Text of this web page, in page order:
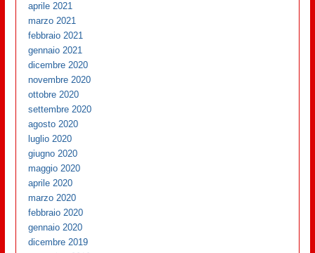
aprile 2021
marzo 2021
febbraio 2021
gennaio 2021
dicembre 2020
novembre 2020
ottobre 2020
settembre 2020
agosto 2020
luglio 2020
giugno 2020
maggio 2020
aprile 2020
marzo 2020
febbraio 2020
gennaio 2020
dicembre 2019